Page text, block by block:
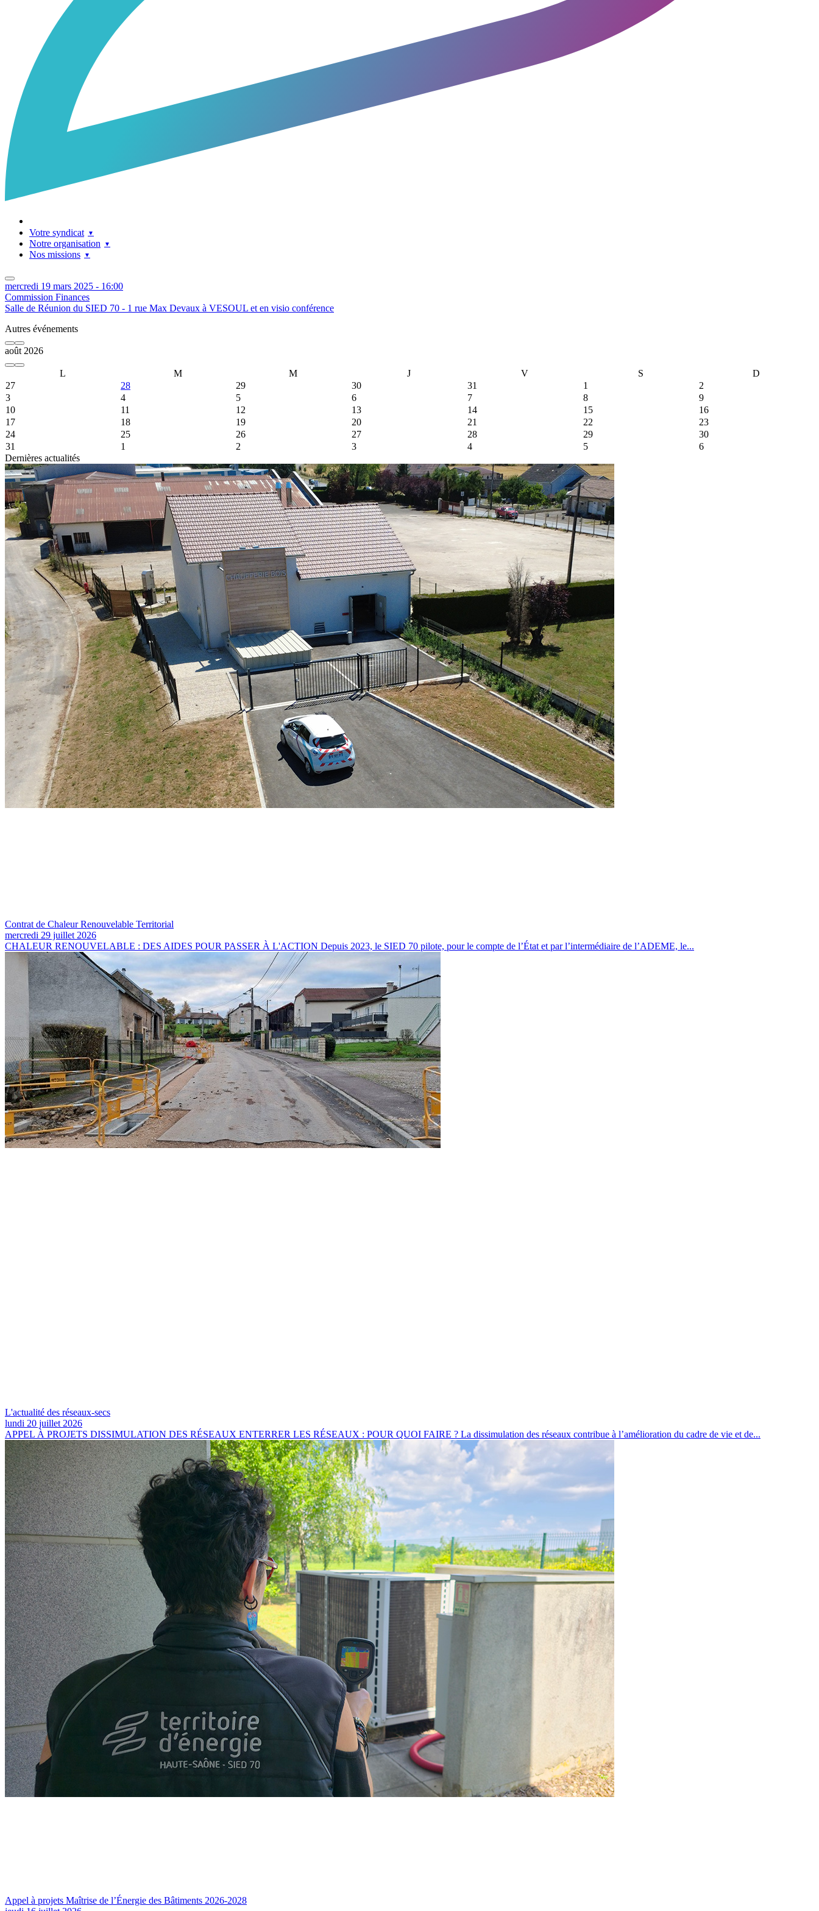
Votre syndicat
Notre organisation
Nos missions
mercredi 19 mars 2025 - 16:00
Commission Finances
Salle de Réunion du SIED 70 - 1 rue Max Devaux à VESOUL et en visio conférence
Autres événements
août 2026
L M M J V S
D
27
28 29 30 31 1
2
3
4 5 6 7 8
9
10
11 12 13 14 15
16
17
18 19 20 21 22
23
24
25 26 27 28 29
30
31
1 2 3 4 5
6
Event Date, août 2026
Dernières actualités
Contrat de Chaleur Renouvelable Territorial
mercredi 29 juillet 2026
CHALEUR RENOUVELABLE : DES AIDES POUR PASSER À L'ACTION Depuis 2023, le SIED 70 pilote, pour le compte de l’État et par l’intermédiaire de l’ADEME, le...
L'actualité des réseaux-secs
lundi 20 juillet 2026
APPEL À PROJETS DISSIMULATION DES RÉSEAUX ENTERRER LES RÉSEAUX : POUR QUOI FAIRE ? La dissimulation des réseaux contribue à l’amélioration du cadre de vie et de...
Appel à projets Maîtrise de l’Énergie des Bâtiments 2026-2028